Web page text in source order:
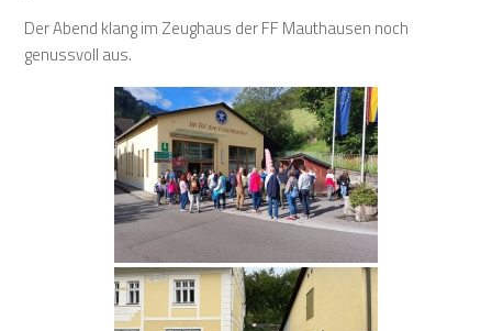
Der Abend klang im Zeughaus der FF Mauthausen noch
genussvoll aus.